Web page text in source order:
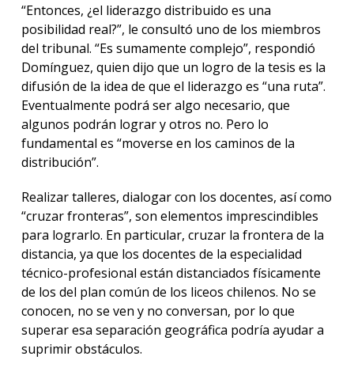
“Entonces, ¿el liderazgo distribuido es una
posibilidad real?”, le consultó uno de los miembros
del tribunal. “Es sumamente complejo”, respondió
Domínguez, quien dijo que un logro de la tesis es la
difusión de la idea de que el liderazgo es “una ruta”.
Eventualmente podrá ser algo necesario, que
algunos podrán lograr y otros no. Pero lo
fundamental es “moverse en los caminos de la
distribución”.
Realizar talleres, dialogar con los docentes, así como
“cruzar fronteras”, son elementos imprescindibles
para lograrlo. En particular, cruzar la frontera de la
distancia, ya que los docentes de la especialidad
técnico-profesional están distanciados físicamente
de los del plan común de los liceos chilenos. No se
conocen, no se ven y no conversan, por lo que
superar esa separación geográfica podría ayudar a
suprimir obstáculos.